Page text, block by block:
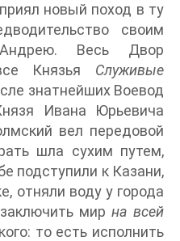
новый поход в ту
своим
Весь Двор
Князья Служивые
знатнейших Воевод
Ивана Юрьевича
вел передовой
шла сухим путем,
подступили к Казани,
отняли воду у города
мир на всей
то есть исполнить